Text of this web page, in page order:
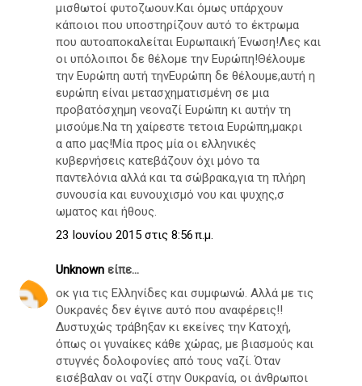
μισθωτοί φυτοζωουν.Και όμως υπάρχουν
κάποιοι που υποστηρίζουν αυτό το έκτρωμα
που αυτοαποκαλείται Ευρωπαική Ένωση!Λες και
οι υπόλοιποι δε θέλομε την Ευρώπη!Θέλουμε
την Ευρώπη αυτή τηνΕυρώπη δε θέλουμε,αυτή η
ευρώπη είναι μετασχηματισμένη σε μια
προβατόσχημη νεοναζί Ευρώπη κι αυτήν τη
μισούμε.Να τη χαίρεστε τετοια Ευρώπη,μακρι
α απο μας!Μία προς μία οι ελληνικές
κυβερνήσεις κατεβάζουν όχι μόνο τα
παντελόνια αλλά και τα σώβρακα,για τη πλήρη
συνουσία και ευνουχισμό νου και ψυχης,σ
ωματος και ήθους.
23 Ιουνίου 2015 στις 8:56 π.μ.
Unknown είπε...
οκ για τις Ελληνίδες και συμφωνώ. Αλλά με τις
Ουκρανές δεν έγινε αυτό που αναφέρεις!!
Δυστυχώς τράβηξαν κι εκείνες την Κατοχή,
όπως οι γυναίκες κάθε χώρας, με βιασμούς και
στυγνές δολοφονίες από τους ναζί. Όταν
εισέβαλαν οι ναζί στην Ουκρανία, οι άνθρωποι